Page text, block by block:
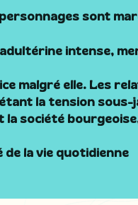
sont
intense,
malgré elle. Les
la tension sous-
la société
la vie quotidienne